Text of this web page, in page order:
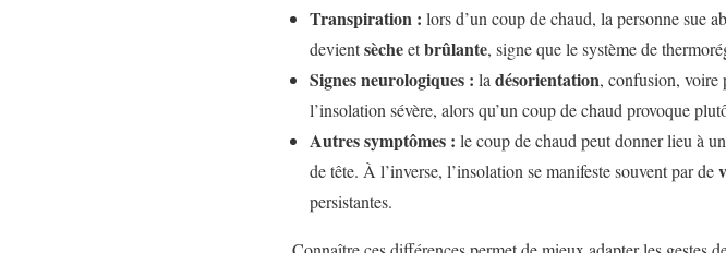
Transpiration : lors d’un coup de chaud, la personne sue
devientsècheetbrûlante, signe que le système de
Signes neurologiques : la désorientation, confusion, voire
l’insolation sévère, alors qu’un coup de chaud provoque
Autres symptômes : le coup de chaud peut donner lieu à
de tête. À l’inverse, l’insolation se manifeste souvent par de
persistantes.